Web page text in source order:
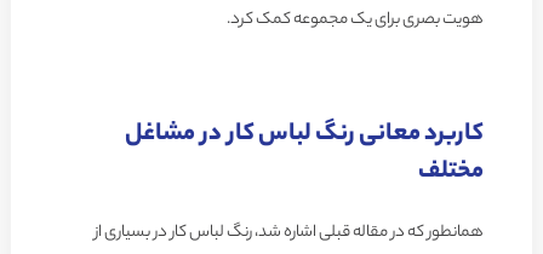
هویت بصری برای یک مجموعه کمک کرد.
کاربرد معانی رنگ لباس کار در مشاغل
مختلف
همانطور که در مقاله قبلی اشاره شد، رنگ لباس کار در بسیاری از